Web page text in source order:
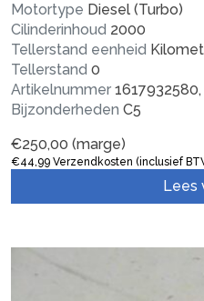
Motortype Diesel (Turbo)
Cilinderinhoud 2000
Tellerstand eenheid
Tellerstand 0
Artikelnummer
Bijzonderheden C5
€250,00 (marge)
€44,99 Verzendkosten (inclusief
Lees